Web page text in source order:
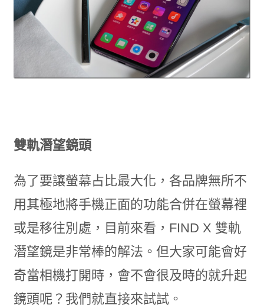
雙軌潛望鏡頭
為了要讓螢幕占比最大化，各品牌無所不
用其極地將手機正面的功能合併在螢幕裡
或是移往別處，目前來看，FIND X 雙軌
潛望鏡是非常棒的解法。但大家可能會好
奇當相機打開時，會不會很及時的就升起
鏡頭呢？我們就直接來試試。